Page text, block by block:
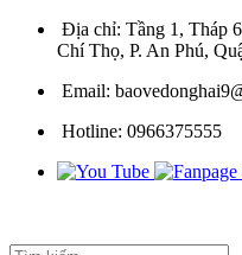
Địa chỉ: Tầng 1, Tháp
Chí Thọ, P. An Phú,
Email:
Hotline: 0966375555